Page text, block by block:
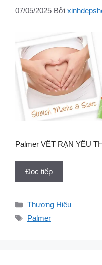
07/05/2025 Bởi
Palmer VẾT RẠN YÊU
Đọc tiếp
Danh
mục
Thương Hiệu
Thẻ
Palmer